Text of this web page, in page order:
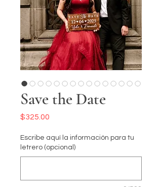
Save the Date
$325.00
Escribe aquí la información para tu
letrero (opcional)